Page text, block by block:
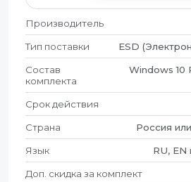
Производитель
Тип поставки ESD
Состав
комплекта
Windows 10
Срок действия
Страна Россия
Язык RU,
Доп. скидка за комплект